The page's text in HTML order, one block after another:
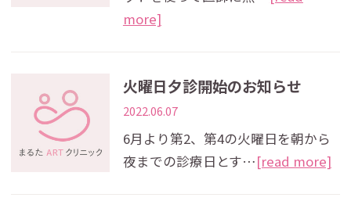
more]
火曜日夕診開始のお知らせ
2022.06.07
6月より第2、第4の火曜日を朝から
夜までの診療日とす…[read more]